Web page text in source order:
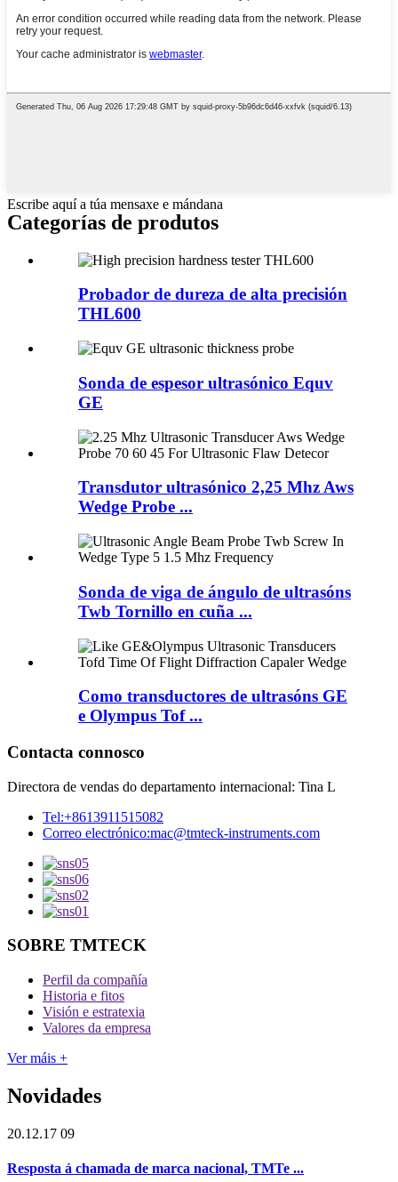
Escribe aquí a túa mensaxe e mándana
Categorías de produtos
Probador de dureza de alta precisión
THL600
Sonda de espesor ultrasónico Equv
GE
Transdutor ultrasónico 2,25 Mhz Aws
Wedge Probe ...
Sonda de viga de ángulo de ultrasóns
Twb Tornillo en cuña ...
Como transductores de ultrasóns GE
e Olympus Tof ...
Contacta connosco
Directora de vendas do departamento internacional: Tina L
Tel:+8613911515082
Correo electrónico:mac@tmteck-instruments.com
SOBRE TMTECK
Perfil da compañía
Historia e fitos
Visión e estratexia
Valores da empresa
Ver máis +
Novidades
20.12.17 09
Resposta á chamada de marca nacional, TMTe ...